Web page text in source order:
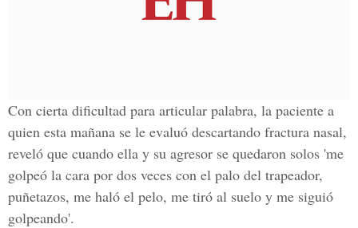
Con cierta dificultad para articular palabra, la paciente a
quien esta mañana se le evaluó descartando fractura nasal,
reveló que cuando ella y su agresor se quedaron solos 'me
golpeó la cara por dos veces con el palo del trapeador,
puñetazos, me haló el pelo, me tiró al suelo y me siguió
golpeando'.